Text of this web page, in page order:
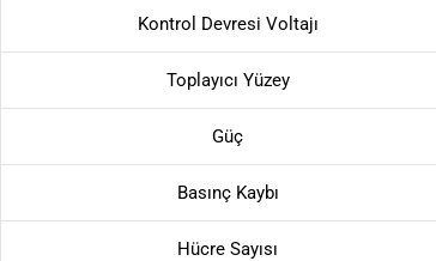
Kontrol Devresi Voltajı
Toplayıcı Yüzey
Güç
Basınç Kaybı
Hücre Sayısı